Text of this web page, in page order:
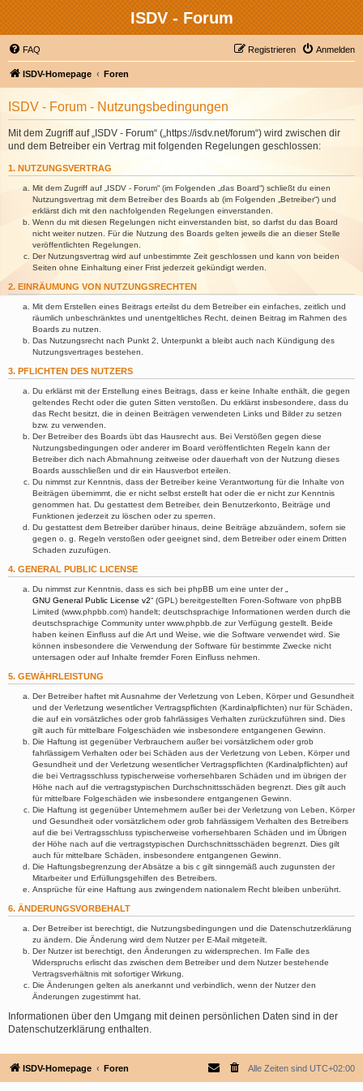
ISDV - Forum
FAQ Anmelden
Registrieren
ISDV-Homepage Foren
ISDV - Forum - Nutzungsbedingungen
Mit dem Zugriff auf „ISDV - Forum“ („https://isdv.net/forum“) wird zwischen dir
und dem Betreiber ein Vertrag mit folgenden Regelungen geschlossen:
1. NUTZUNGSVERTRAG
Mit dem Zugriff auf „ISDV - Forum“ (im Folgenden „das Board“) schließt du einen
Nutzungsvertrag mit dem Betreiber des Boards ab (im Folgenden „Betreiber“) und
erklärst dich mit den nachfolgenden Regelungen einverstanden.
Wenn du mit diesen Regelungen nicht einverstanden bist, so darfst du das Board
nicht weiter nutzen. Für die Nutzung des Boards gelten jeweils die an dieser Stelle
veröffentlichten Regelungen.
Der Nutzungsvertrag wird auf unbestimmte Zeit geschlossen und kann von beiden
Seiten ohne Einhaltung einer Frist jederzeit gekündigt werden.
2. EINRÄUMUNG VON NUTZUNGSRECHTEN
Mit dem Erstellen eines Beitrags erteilst du dem Betreiber ein einfaches, zeitlich und
räumlich unbeschränktes und unentgeltliches Recht, deinen Beitrag im Rahmen des
Boards zu nutzen.
Das Nutzungsrecht nach Punkt 2, Unterpunkt a bleibt auch nach Kündigung des
Nutzungsvertrages bestehen.
3. PFLICHTEN DES NUTZERS
Du erklärst mit der Erstellung eines Beitrags, dass er keine Inhalte enthält, die gegen
geltendes Recht oder die guten Sitten verstoßen. Du erklärst insbesondere, dass du
das Recht besitzt, die in deinen Beiträgen verwendeten Links und Bilder zu setzen
bzw. zu verwenden.
Der Betreiber des Boards übt das Hausrecht aus. Bei Verstößen gegen diese
Nutzungsbedingungen oder anderer im Board veröffentlichten Regeln kann der
Betreiber dich nach Abmahnung zeitweise oder dauerhaft von der Nutzung dieses
Boards ausschließen und dir ein Hausverbot erteilen.
Du nimmst zur Kenntnis, dass der Betreiber keine Verantwortung für die Inhalte von
Beiträgen übernimmt, die er nicht selbst erstellt hat oder die er nicht zur Kenntnis
genommen hat. Du gestattest dem Betreiber, dein Benutzerkonto, Beiträge und
Funktionen jederzeit zu löschen oder zu sperren.
Du gestattest dem Betreiber darüber hinaus, deine Beiträge abzuändern, sofern sie
gegen o. g. Regeln verstoßen oder geeignet sind, dem Betreiber oder einem Dritten
Schaden zuzufügen.
4. GENERAL PUBLIC LICENSE
Du nimmst zur Kenntnis, dass es sich bei phpBB um eine unter der „
GNU General Public License v2“ (GPL) bereitgestellten Foren-Software von phpBB
Limited (www.phpbb.com) handelt; deutschsprachige Informationen werden durch die
deutschsprachige Community unter www.phpbb.de zur Verfügung gestellt. Beide
haben keinen Einfluss auf die Art und Weise, wie die Software verwendet wird. Sie
können insbesondere die Verwendung der Software für bestimmte Zwecke nicht
untersagen oder auf Inhalte fremder Foren Einfluss nehmen.
5. GEWÄHRLEISTUNG
Der Betreiber haftet mit Ausnahme der Verletzung von Leben, Körper und Gesundheit
und der Verletzung wesentlicher Vertragspflichten (Kardinalpflichten) nur für Schäden,
die auf ein vorsätzliches oder grob fahrlässiges Verhalten zurückzuführen sind. Dies
gilt auch für mittelbare Folgeschäden wie insbesondere entgangenen Gewinn.
Die Haftung ist gegenüber Verbrauchern außer bei vorsätzlichem oder grob
fahrlässigem Verhalten oder bei Schäden aus der Verletzung von Leben, Körper und
Gesundheit und der Verletzung wesentlicher Vertragspflichten (Kardinalpflichten) auf
die bei Vertragsschluss typischerweise vorhersehbaren Schäden und im übrigen der
Höhe nach auf die vertragstypischen Durchschnittsschäden begrenzt. Dies gilt auch
für mittelbare Folgeschäden wie insbesondere entgangenen Gewinn.
Die Haftung ist gegenüber Unternehmern außer bei der Verletzung von Leben, Körper
und Gesundheit oder vorsätzlichem oder grob fahrlässigem Verhalten des Betreibers
auf die bei Vertragsschluss typischerweise vorhersehbaren Schäden und im Übrigen
der Höhe nach auf die vertragstypischen Durchschnittsschäden begrenzt. Dies gilt
auch für mittelbare Schäden, insbesondere entgangenen Gewinn.
Die Haftungsbegrenzung der Absätze a bis c gilt sinngemäß auch zugunsten der
Mitarbeiter und Erfüllungsgehilfen des Betreibers.
Ansprüche für eine Haftung aus zwingendem nationalem Recht bleiben unberührt.
6. ÄNDERUNGSVORBEHALT
Der Betreiber ist berechtigt, die Nutzungsbedingungen und die Datenschutzerklärung
zu ändern. Die Änderung wird dem Nutzer per E-Mail mitgeteilt.
Der Nutzer ist berechtigt, den Änderungen zu widersprechen. Im Falle des
Widerspruchs erlischt das zwischen dem Betreiber und dem Nutzer bestehende
Vertragsverhältnis mit sofortiger Wirkung.
Die Änderungen gelten als anerkannt und verbindlich, wenn der Nutzer den
Änderungen zugestimmt hat.
Informationen über den Umgang mit deinen persönlichen Daten sind in der
Datenschutzerklärung enthalten.
ISDV-Homepage Foren Alle Zeiten sind UTC+02:00